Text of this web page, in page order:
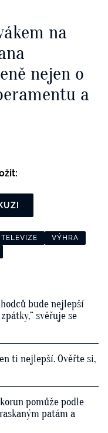
na
nejen o
a
TELEVIZE
VÝHRA
bude nejlepší
svěřuje se
ti nejlepší. Ověřte si,
pomůže podle
patám a